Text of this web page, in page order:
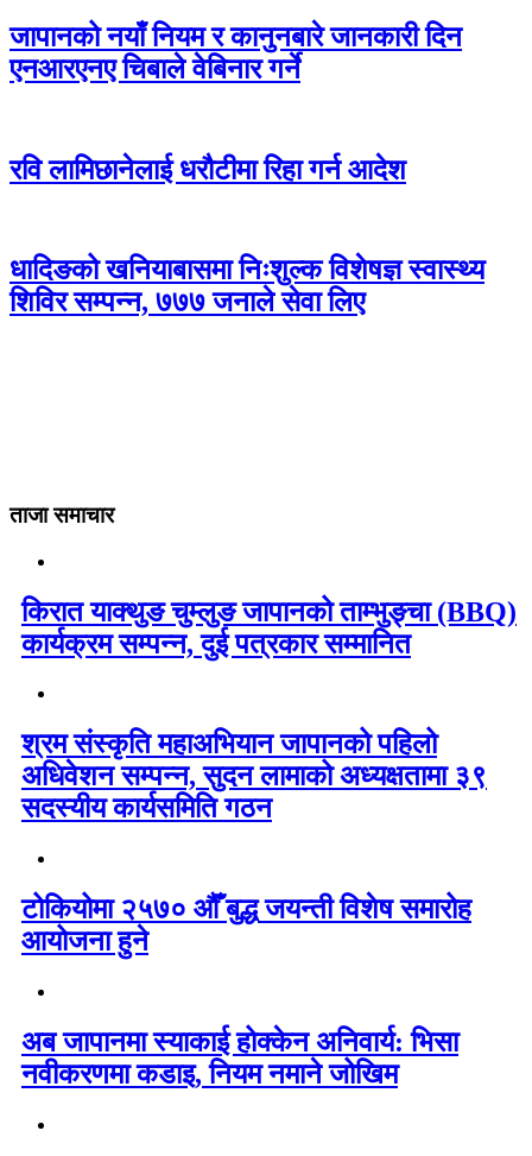
जापानको नयाँ नियम र कानुनबारे जानकारी दिन
एनआरएनए चिबाले वेबिनार गर्ने
रवि लामिछानेलाई धरौटीमा रिहा गर्न आदेश
धादिङको खनियाबासमा निःशुल्क विशेषज्ञ स्वास्थ्य
शिविर सम्पन्न, ७७७ जनाले सेवा लिए
ताजा समाचार
किरात याक्थुङ चुम्लुङ जापानको ताम्भुङ्चा (BBQ)
कार्यक्रम सम्पन्न, दुई पत्रकार सम्मानित
श्रम संस्कृति महाअभियान जापानको पहिलो
अधिवेशन सम्पन्न, सुदन लामाको अध्यक्षतामा ३९
सदस्यीय कार्यसमिति गठन
टोकियोमा २५७० औँ बुद्ध जयन्ती विशेष समारोह
आयोजना हुने
अब जापानमा स्याकाई होक्केन अनिवार्य: भिसा
नवीकरणमा कडाइ, नियम नमाने जोखिम